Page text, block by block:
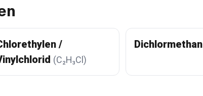
/
(C₂H₃Cl)
Dichlormethan